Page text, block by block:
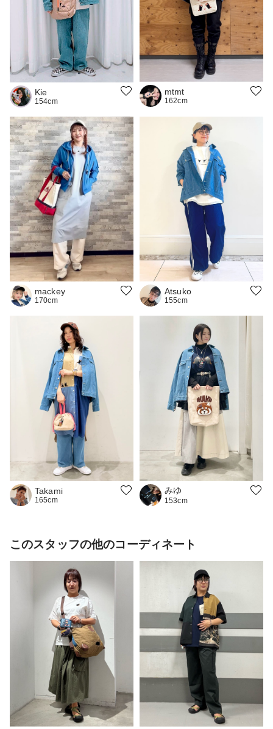
Kie
154cm
mtmt
162cm
mackey
170cm
Atsuko
155cm
Takami
165cm
みゆ
153cm
このスタッフの他のコーディネート